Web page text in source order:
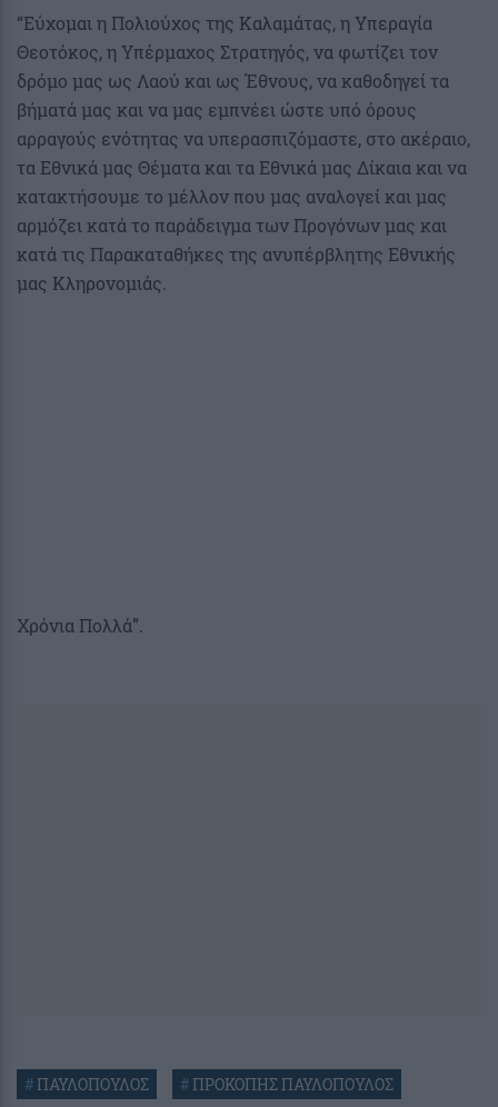
“Εύχομαι η Πολιούχος της Καλαμάτας, η Υπεραγία
Θεοτόκος, η Υπέρμαχος Στρατηγός, να φωτίζει τον
δρόμο μας ως Λαού και ως Έθνους, να καθοδηγεί τα
βήματά μας και να μας εμπνέει ώστε υπό όρους
αρραγούς ενότητας να υπερασπιζόμαστε, στο ακέραιο,
τα Εθνικά μας Θέματα και τα Εθνικά μας Δίκαια και να
κατακτήσουμε το μέλλον που μας αναλογεί και μας
αρμόζει κατά το παράδειγμα των Προγόνων μας και
κατά τις Παρακαταθήκες της ανυπέρβλητης Εθνικής
μας Κληρονομιάς.
Χρόνια Πολλά”.
#ΠΑΥΛΟΠΟΥΛΟΣ #ΠΡΟΚΟΠΗΣ ΠΑΥΛΟΠΟΥΛΟΣ